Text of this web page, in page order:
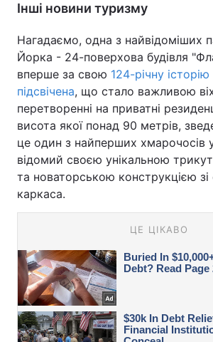
Інші новини туризму
Нагадаємо, одна з найвідоміших
Йорка - 24-поверхова будівля
вперше за свою 124-річну історію
підсвічена, що стало важливою
перетворенні на приватні
висота якої понад 90 метрів,
це один з найперших хмарочосів
відомий своєю унікальною
та новаторською конструкцією зі
каркаса.